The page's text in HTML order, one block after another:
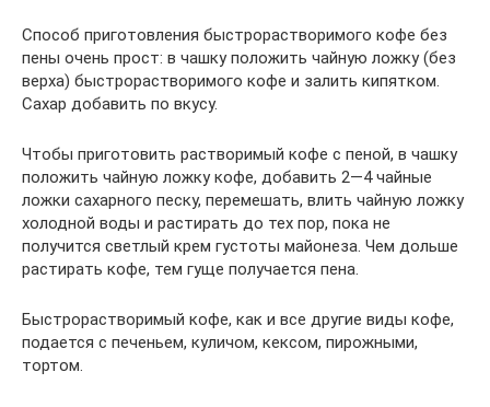
Способ приготовления быстрорастворимого кофе без
пены очень прост: в чашку положить чайную ложку (без
верха) быстрорастворимого кофе и залить кипятком.
Сахар добавить по вкусу.
Чтобы приготовить растворимый кофе с пеной, в чашку
положить чайную ложку кофе, добавить 2—4 чайные
ложки сахарного песку, перемешать, влить чайную ложку
холодной воды и растирать до тех пор, пока не
получится светлый крем густоты майонеза. Чем дольше
растирать кофе, тем гуще получается пена.
Быстрорастворимый кофе, как и все другие виды кофе,
подается с печеньем, куличом, кексом, пирожными,
тортом.